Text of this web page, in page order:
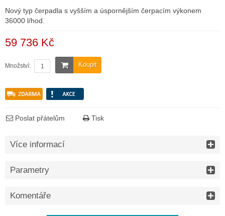
Nový typ čerpadla s vyšším a úspornějším čerpacím výkonem
36000 l/hod.
59 736 Kč
Koupit
Množství:
Poslat přátelům Tisk
Více informací
Parametry
Komentáře